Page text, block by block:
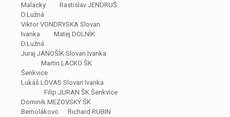
Malacky Rastislav JENDRUŠ
D.Lužná
Viktor VONDRYSKA Slovan
Ivanka Matej DOLNÍK
D.Lužná
Juraj JÁNOŠÍK Slovan Ivanka
Martin LACKO ŠK
Šenkvice
Lukáš LOVAS Slovan Ivanka
Filip JURAN ŠK Šenkvice
Dominik MEZOVSKÝ ŠK
Bernolákovo Richard RUBIN